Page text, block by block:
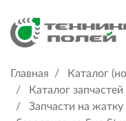
Главная
Каталог
Каталог
Запчасти на